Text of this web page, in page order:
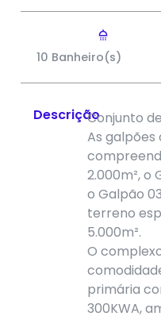
10 Banheiro(s)
DescriçãoConjunto
As galpões
2.000m², o
o Galpão
terreno
5.000m².
O
primária
300KWA,